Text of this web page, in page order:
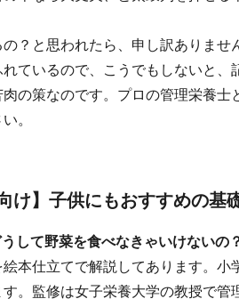
？と思われたら、申し訳ありませ
ているので、こうでもしないと
の策なのです。プロの管理栄養
。
け】子供にもおすすめの基
して野菜を食べなきゃいけないの
本仕立てで解説してあります。
。監修は女子栄養大学の教授で